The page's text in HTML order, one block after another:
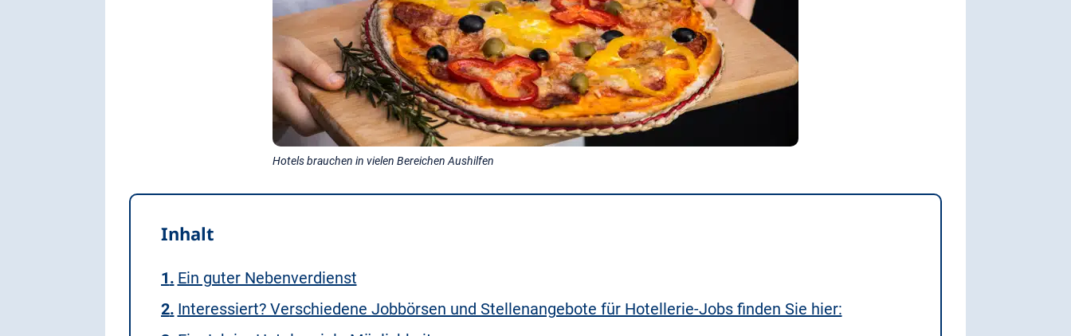
Hotels brauchen in vielen Bereichen Aushilfen
Inhalt
Ein guter Nebenverdienst
Interessiert? Verschiedene Jobbörsen und Stellenangebote für Hotellerie-Jobs finden Sie hier: